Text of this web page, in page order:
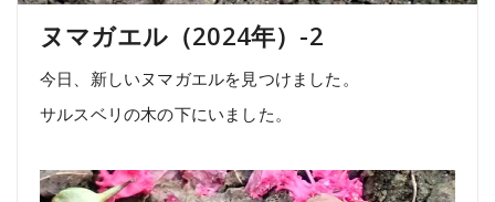
ヌマガエル（2024年）-2
今日、新しいヌマガエルを見つけました。
サルスベリの木の下にいました。